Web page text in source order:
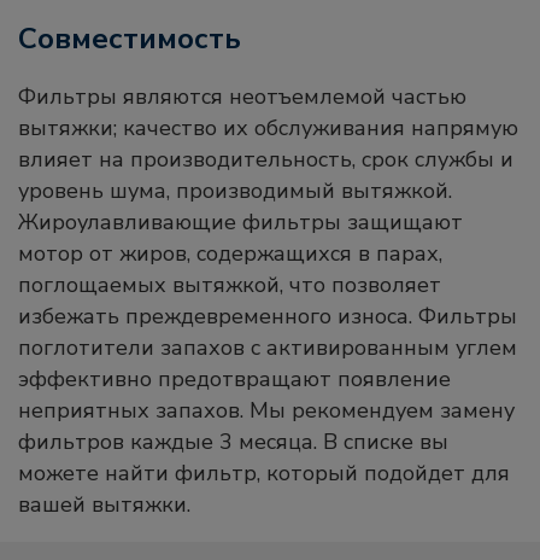
Совместимость
Фильтры являются неотъемлемой частью
вытяжки; качество их обслуживания напрямую
влияет на производительность, срок службы и
уровень шума, производимый вытяжкой.
Жироулавливающие фильтры защищают
мотор от жиров, содержащихся в парах,
поглощаемых вытяжкой, что позволяет
избежать преждевременного износа. Фильтры
поглотители запахов с активированным углем
эффективно предотвращают появление
неприятных запахов. Мы рекомендуем замену
фильтров каждые 3 месяца. В списке вы
можете найти фильтр, который подойдет для
вашей вытяжки.